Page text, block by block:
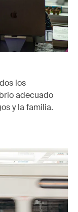
los
adecuado
y la familia.